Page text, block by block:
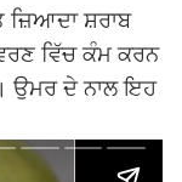
ਸ਼ਰਾਬ
ਵਿੱਚ ਕੰਮ ਕਰਨ
ਉਮਰ ਦੇ ਨਾਲ ਇਹ